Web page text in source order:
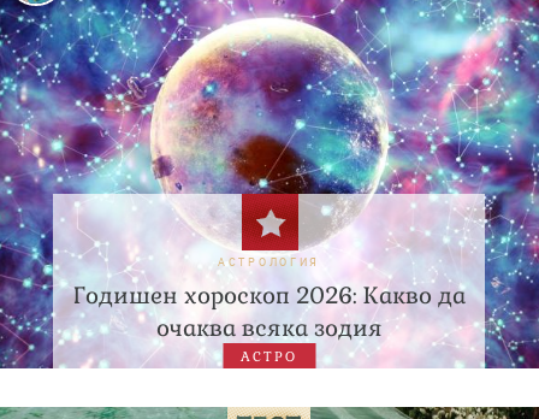
АСТРОЛОГИЯ
Годишен хороскоп 2026: Какво да
очаква всяка зодия
АСТРО